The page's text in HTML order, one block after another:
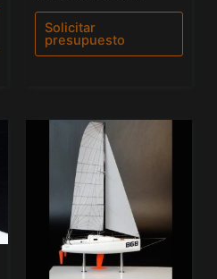
0
deSolicitar
presupuesto